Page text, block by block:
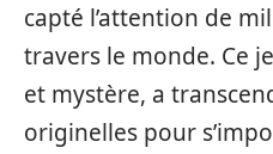
capté l’attention de
travers le monde. Ce
et mystère, a
originelles pour